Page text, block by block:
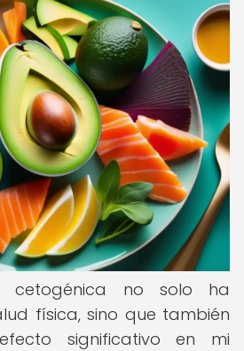
cetogénica no solo ha
física, sino que también
significativo en mi